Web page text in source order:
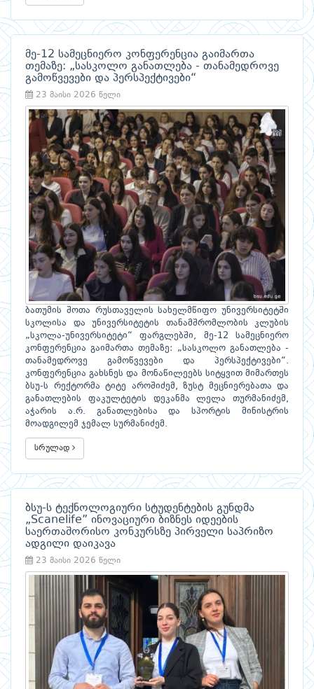
მე-12 სამეცნიერო კონფერენცია გაიმართა
თემაზე: „სასკოლო განათლება - თანამედროვე
გამოწვევები და პერსპექტივები“
23 მაისი 2026 წელი
ბათუმის შოთა რუსთაველის სახელმწიფო უნივერსიტეტში
სკოლისა და უნივერსიტეტის თანამშრომლობის კლუბის
„სკოლა-უნივერსიტეტი“ ფარგლებში, მე-12 სამეცნიერო
კონფერენცია გაიმართა თემაზე: „სასკოლო განათლება -
თანამედროვე გამოწვევები და პერსპექტივები“.
კონფერენცია გახსნეს და მონაწილეებს სიტყვით მიმართეს
ბსუ-ს რექტორმა ტიტე აროშიძემ, ზუსტ მეცნიერებათა და
განათლების ფაკულტეტის დეკანმა ლელა თურმანიძემ,
აჭარის ა.რ. განათლებისა და სპორტის მინისტრის
მოადგილემ ჯემალ სურმანიძემ.
სრულად
ბსუ-ს ტექნოლოგიური სტუდენტების გუნდმა
„Scanelife” ინოვაციური ბიზნეს იდეების
საერთაშორისო კონკურსზე პირველი საპრიზო
ადგილი დაიკავა
23 მაისი 2026 წელი